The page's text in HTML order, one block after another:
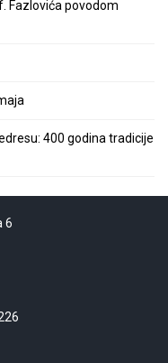
Fazlovića povodom
400 godina tradicije
6